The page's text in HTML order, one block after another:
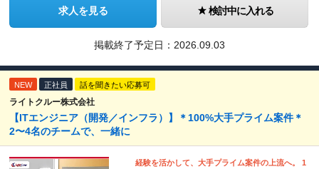
求人を見る 検討中に入れる
掲載終了予定日： 2026.09.03
NEW 正社員 話を聞きたい応募可
ライトクルー株式会社
【ITエンジニア（開発／インフラ）】＊100%大手プライム案件＊
2〜4名のチームで、一緒に
経験を活かして、大手プライム案件の上流へ。 1